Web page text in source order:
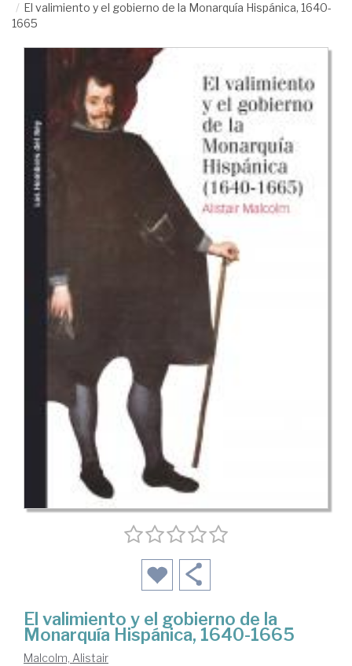
El valimiento y el gobierno de la Monarquía Hispánica, 1640-
1665
El valimiento y el gobierno de la
Monarquía Hispánica, 1640-1665
Malcolm, Alistair